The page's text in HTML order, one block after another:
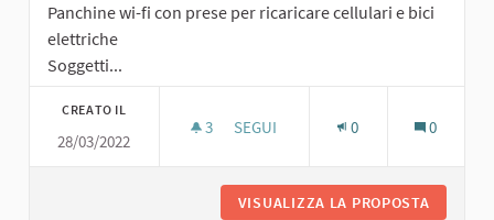
Panchine wi-fi con prese per ricaricare cellulari e bici
elettriche
Soggetti...
CREATO IL
28/03/2022
3 3 SOSTENITORI
SEGUI 0 0
VISUALIZZA LA PROPOSTA